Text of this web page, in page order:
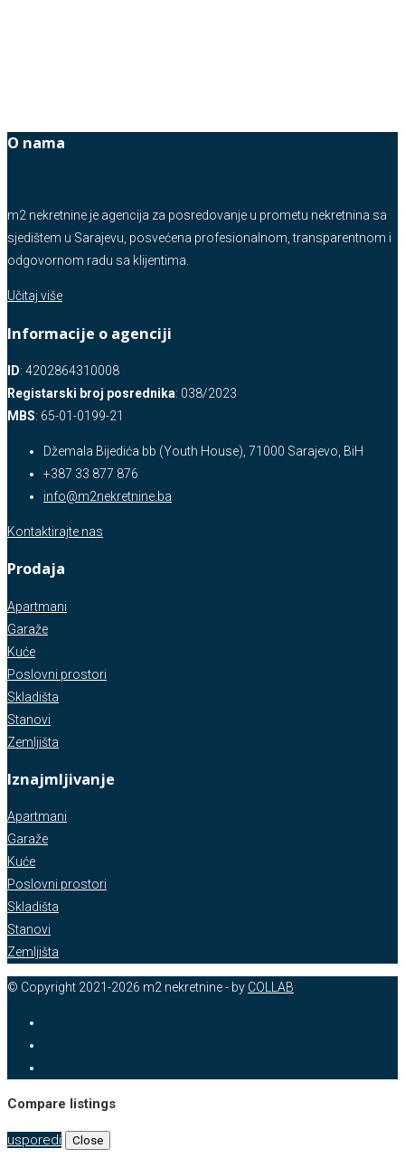
O nama
m2 nekretnine je agencija za posredovanje u prometu nekretnina sa
sjedištem u Sarajevu, posvećena profesionalnom, transparentnom i
odgovornom radu sa klijentima.
Učitaj više
Informacije o agenciji
ID: 4202864310008
Registarski broj posrednika: 038/2023
MBS: 65-01-0199-21
Džemala Bijedića bb (Youth House), 71000 Sarajevo, BiH
+387 33 877 876
info@m2nekretnine.ba
Kontaktirajte nas
Prodaja
Apartmani
Garaže
Kuće
Poslovni prostori
Skladišta
Stanovi
Zemljišta
Iznajmljivanje
Apartmani
Garaže
Kuće
Poslovni prostori
Skladišta
Stanovi
Zemljišta
© Copyright 2021-2026 m2 nekretnine - by COLLAB
Compare listings
usporedi Close